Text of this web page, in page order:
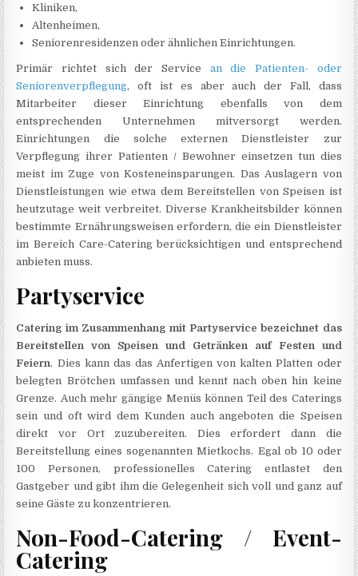
Kliniken,
Altenheimen,
Seniorenresidenzen oder ähnlichen Einrichtungen.
Primär richtet sich der Service an die Patienten- oder
Seniorenverpflegung, oft ist es aber auch der Fall, dass
Mitarbeiter dieser Einrichtung ebenfalls von dem
entsprechenden Unternehmen mitversorgt werden.
Einrichtungen die solche externen Dienstleister zur
Verpflegung ihrer Patienten / Bewohner einsetzen tun dies
meist im Zuge von Kosteneinsparungen. Das Auslagern von
Dienstleistungen wie etwa dem Bereitstellen von Speisen ist
heutzutage weit verbreitet. Diverse Krankheitsbilder können
bestimmte Ernährungsweisen erfordern, die ein Dienstleister
im Bereich Care-Catering berücksichtigen und entsprechend
anbieten muss.
Partyservice
Catering im Zusammenhang mit Partyservice bezeichnet das
Bereitstellen von Speisen und Getränken auf Festen und
Feiern. Dies kann das das Anfertigen von kalten Platten oder
belegten Brötchen umfassen und kennt nach oben hin keine
Grenze. Auch mehr gängige Menüs können Teil des Caterings
sein und oft wird dem Kunden auch angeboten die Speisen
direkt vor Ort zuzubereiten. Dies erfordert dann die
Bereitstellung eines sogenannten Mietkochs. Egal ob 10 oder
100 Personen, professionelles Catering entlastet den
Gastgeber und gibt ihm die Gelegenheit sich voll und ganz auf
seine Gäste zu konzentrieren.
Non-Food-Catering / Event-
Catering